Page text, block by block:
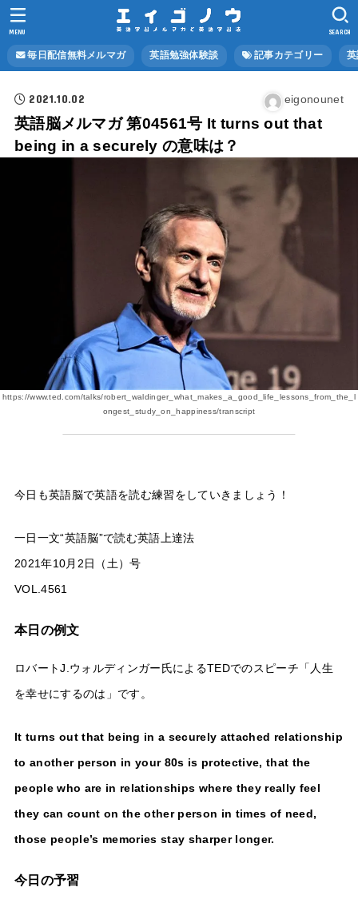
毎日配信無料メルマガ 英語勉強体験談 記事カテゴリー
SEARCH
MENU
2021.10.02 eigonounet
英語脳メルマガ 第04561号 It turns out that
being in a securely の意味は？
https://www.ted.com/talks/robert_waldinger_what_makes_a_good_life_lessons_from_the_l
ongest_study_on_happiness/transcript
今日も英語脳で英語を読む練習をしていきましょう！
一日一文“英語脳”で読む英語上達法
2021年10月2日（土）号
VOL.4561
本日の例文
ロバートJ.ウォルディンガー氏によるTEDでのスピーチ「人生
を幸せにするのは」です。
It turns out that being in a securely attached relationship
to another person in your 80s is protective, that the
people who are in relationships where they really feel
they can count on the other person in times of need,
those people’s memories stay sharper longer.
今日の予習